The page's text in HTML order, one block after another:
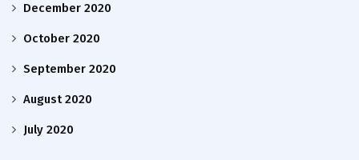
December 2020
October 2020
September 2020
August 2020
July 2020